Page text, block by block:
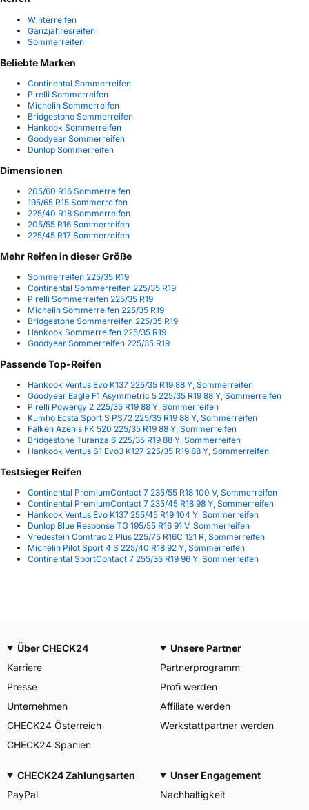
Winterreifen
Ganzjahresreifen
Sommerreifen
Beliebte Marken
Continental Sommerreifen
Pirelli Sommerreifen
Michelin Sommerreifen
Bridgestone Sommerreifen
Hankook Sommerreifen
Goodyear Sommerreifen
Dunlop Sommerreifen
Dimensionen
205/60 R16 Sommerreifen
195/65 R15 Sommerreifen
225/40 R18 Sommerreifen
205/55 R16 Sommerreifen
225/45 R17 Sommerreifen
Mehr Reifen in dieser Größe
Sommerreifen 225/35 R19
Continental Sommerreifen 225/35 R19
Pirelli Sommerreifen 225/35 R19
Michelin Sommerreifen 225/35 R19
Bridgestone Sommerreifen 225/35 R19
Hankook Sommerreifen 225/35 R19
Goodyear Sommerreifen 225/35 R19
Passende Top-Reifen
Hankook Ventus Evo K137 225/35 R19 88 Y, Sommerreifen
Goodyear Eagle F1 Asymmetric 5 225/35 R19 88 Y, Sommerreifen
Pirelli Powergy 2 225/35 R19 88 Y, Sommerreifen
Kumho Ecsta Sport S PS72 225/35 R19 88 Y, Sommerreifen
Falken Azenis FK 520 225/35 R19 88 Y, Sommerreifen
Bridgestone Turanza 6 225/35 R19 88 Y, Sommerreifen
Hankook Ventus S1 Evo3 K127 225/35 R19 88 Y, Sommerreifen
Testsieger Reifen
Continental PremiumContact 7 235/55 R18 100 V, Sommerreifen
Continental PremiumContact 7 235/45 R18 98 Y, Sommerreifen
Hankook Ventus Evo K137 255/45 R19 104 Y, Sommerreifen
Dunlop Blue Response TG 195/55 R16 91 V, Sommerreifen
Vredestein Comtrac 2 Plus 225/75 R16C 121 R, Sommerreifen
Michelin Pilot Sport 4 S 225/40 R18 92 Y, Sommerreifen
Continental SportContact 7 255/35 R19 96 Y, Sommerreifen
Über CHECK24
Karriere
Presse
Unternehmen
CHECK24 Österreich
CHECK24 Spanien
Unsere Partner
Partnerprogramm
Profi werden
Affiliate werden
Werkstattpartner werden
CHECK24 Zahlungsarten
PayPal
Unser Engagement
Nachhaltigkeit